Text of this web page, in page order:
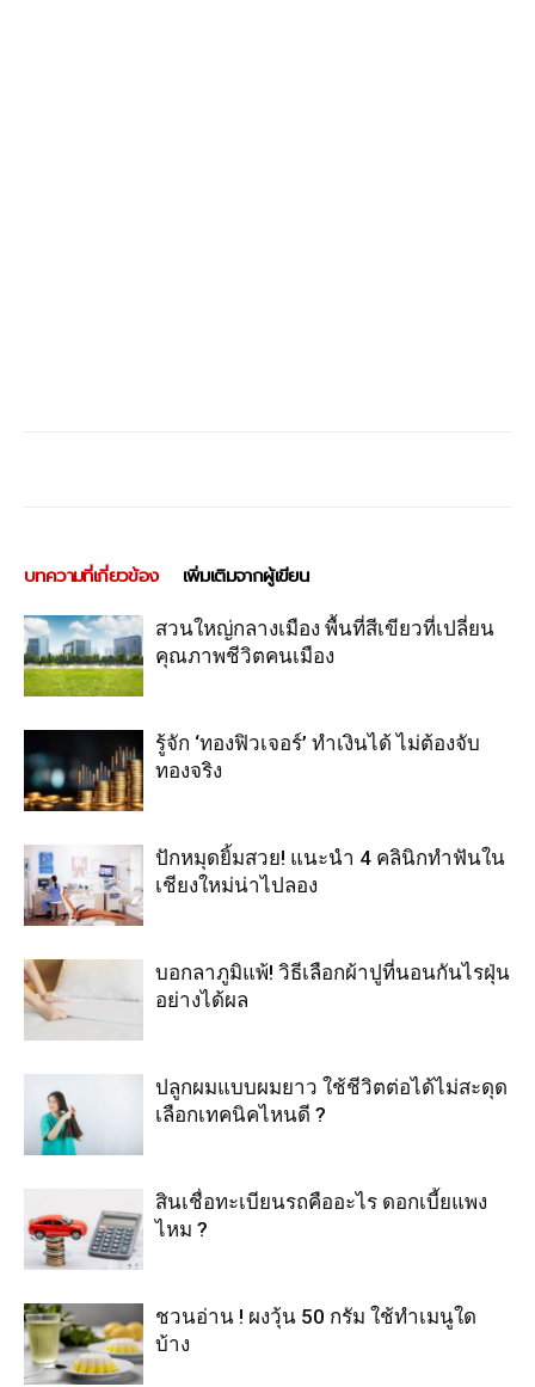
บทความที่เกี่ยวข้อง เพิ่มเติมจากผู้เขียน
สวนใหญ่กลางเมือง พื้นที่สีเขียวที่เปลี่ยน
คุณภาพชีวิตคนเมือง
รู้จัก ‘ทองฟิวเจอร์’ ทำเงินได้ ไม่ต้องจับ
ทองจริง
ปักหมุดยิ้มสวย! แนะนำ 4 คลินิกทำฟันใน
เชียงใหม่น่าไปลอง
บอกลาภูมิแพ้! วิธีเลือกผ้าปูที่นอนกันไรฝุ่น
อย่างได้ผล
ปลูกผมแบบผมยาว ใช้ชีวิตต่อได้ไม่สะดุด
เลือกเทคนิคไหนดี ?
สินเชื่อทะเบียนรถคืออะไร ดอกเบี้ยแพง
ไหม ?
ชวนอ่าน ! ผงวุ้น 50 กรัม ใช้ทำเมนูใด
บ้าง